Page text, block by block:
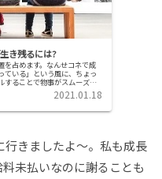
き残るには?
を占めます。なんせコネで成
いる」という風に、ちょっ
することで物事がスムーズに
人はかなり不利な立場に置か
2021.01.18
きましたよ～。私も成長
未払いなのに謝ることも